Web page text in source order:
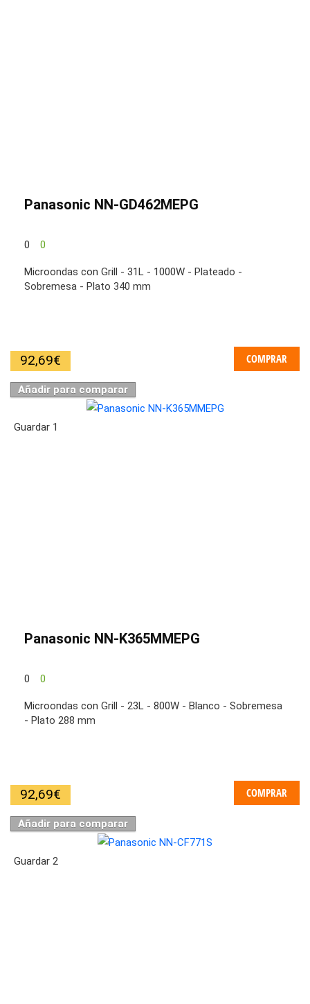
Panasonic NN-GD462MEPG
0 0
Microondas con Grill - 31L - 1000W - Plateado -
Sobremesa - Plato 340 mm
92,69€ COMPRAR
Añadir para comparar
Guardar 1
Panasonic NN-K365MMEPG
0 0
Microondas con Grill - 23L - 800W - Blanco - Sobremesa
- Plato 288 mm
92,69€ COMPRAR
Añadir para comparar
Guardar 2